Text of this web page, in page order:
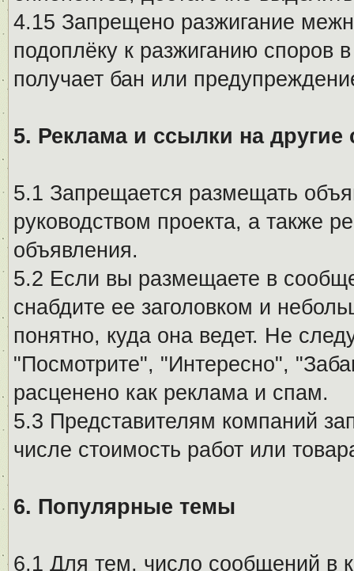
4.15 Запрещено разжигание
подоплёку к разжиганию споров
получает бан или
5. Реклама и ссылки на другие
5.1 Запрещается размещать
руководством проекта, а также
объявления.
5.2 Если вы размещаете в
снабдите ее заголовком и
понятно, куда она ведет. Не
"Посмотрите", "Интересно",
расценено как реклама и спам.
5.3 Представителям компаний
числе стоимость работ или
6. Популярные темы
6.1 Для тем, число сообщений в